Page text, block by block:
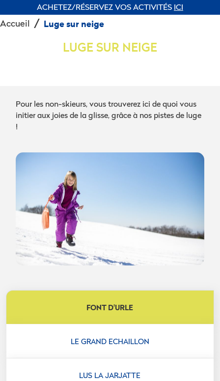
ACHETEZ/RÉSERVEZ VOS ACTIVITÉS ICI
Accueil Luge sur neige
LUGE SUR NEIGE
Pour les non-skieurs, vous trouverez ici de quoi vous
initier aux joies de la glisse, grâce à nos pistes de luge
!
FONT D'URLE
LE GRAND ECHAILLON
LUS LA JARJATTE